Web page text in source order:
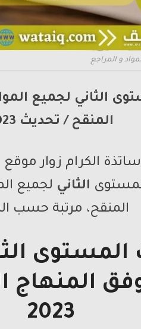
و المراجع
الثاني لجميع
المنقح / تحديث 2023
الكرام زوار موقع
الثاني لجميع
المنقح، مرتبة حسب
المستوى
المنهاج
2023